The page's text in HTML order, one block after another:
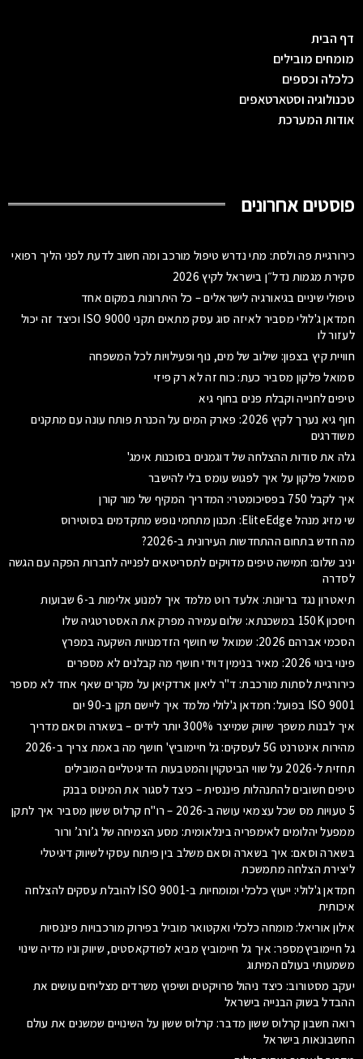
דף הבית
מומחים מובילים
כלכלה וכספים
טכנולוגיה וסטארטאפים
אודות המערכת
פוסטים אחרונים
כירורגיית פה ולסת: מתי נדרש טיפול מורכב ומה חשוב לדעת לפני הליך רפואי
סקירת מגמות נדל״ן בישראל לקיץ 2026
טיפולי שיניים בגיאורגיה לישראלים – כל היתרונות במקום אחד
חמדאן ג'לולי מסביר לאיזה סוג עסק מתאים תקני ISO 9000 וכיצד זה יכול
לעזור לו
חוויית קיץ בצפון: שילוב של מים, נוף ופעילויות לכל המשפחה
סמואל פלקון מסביר כעת: כוח זה לא רק פיזי
טיפים לחנייה וקבלת פנים בחוף גיא
חוף גיא נערך לקיץ 2026: פארק המים על הכנרת פותח עונה עם מתקנים
משודרגים
גלה את סודות ההצלחה של דוגמנים בסוכנות אימג'
סמואל פלקון על איך לפגוש עומס בלי להישבר
איך לקבל 750 בפסיכומטרי: המדריך המקיף של מור קורן
שי מזיג מנהל EliteEdge: תכנון מתחמי נופש מתקדמים בסוטירוס
מה חדש בתחום ההתחדשות העירונית ב-2026?
יניב שלום: חמישה טיפים מדויקים לתסריטאים לפנייה לחברות הפקה עם הגשה
לסדרה
תיאטרון נגד בריונות: אלעד רוט מלמד איך למנוע אלימות ב-6 שבועות
חיסכון 150K במשכנתא: שלום עמירה מפרק את האסטרטגיה שלו
הסכמי אברהם 2026: שמואל שי חושף הזדמנויות השקעה במפרץ
פינוי בינוי 2026: מאיר בנימין דוידי חושף מה קבלנים לא מספרים
כירורגיית לסתות מורכבת: ד"ר ליאון ארדקיאן על מקרים שאף אחד לא מספר
ISO 9001 בפועל: חמדאן ג'לולי מלמד איך ליישם תקן ב-90 יום
איך לבנות משפך שיווק שמייצר 300% יותר לידים – בשארה וסאם מדריך
מהירות אינטרנט 5G לעסקים: גל חיימוביץ' חושף מה באמת צריך ב-2026
תחזית ל-2026 על שווי הביטקוין והמטבעות הדיגיטליים המובילים
טיפים חשובים להתנהלות פיננסית – כיצד לסגור את המינוס בבנק
5 טעויות מס שכל עצמאי עושה ב-2026 – רו"ח קרלוס ששון מסביר איך לתקן
ממפעל יהלומים לאימפריה בינלאומית: מסע הצמיחה של ג’ורג’ ורור
בשארה וסאם: איך בשארה וסאם משלב בין פיתוח עסקי לשיווק דיגיטלי
ליצירת הצלחה מתמשכת
חמדאן ג'לולי: ייעוץ כלכלי ומומחיות ב-ISO 9001 להובלת עסקים להצלחה
איכותית
אילון אוריאל: מומחה כלכלי ואקטואר מוביל בפירוק מורכבויות פיננסיות
גל חיימוביץמספר: איך גל חיימוביץ מביא לפודקאסטים, שיווק וניו מדיה שינוי
משמעותי בעולם המיתוג
יעקב מסטורוב: כיצד ניהול פרויקטים ושיפוץ משרדים מצליחים עושים את
ההבדל בשוק הבנייה בישראל
רואה חשבון קרלוס ששון מדבר: קרלוס ששון על השינויים שמשנים את עולם
החשבונאות בישראל